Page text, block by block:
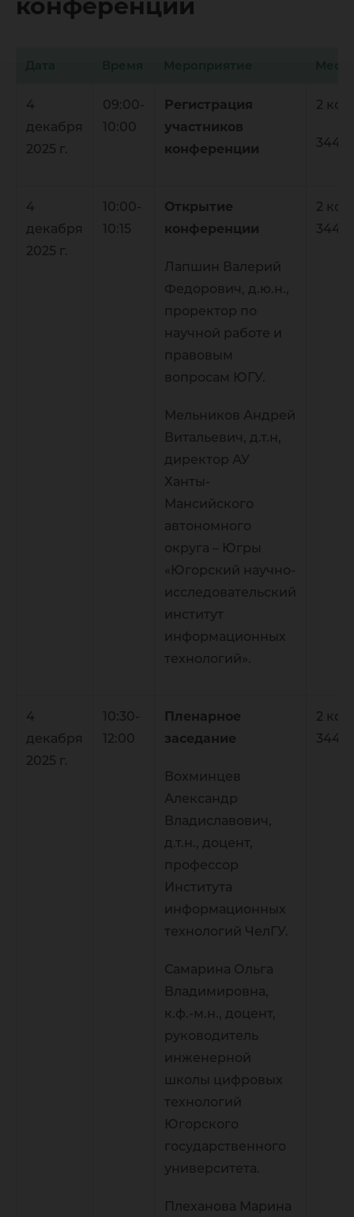
конференции
Дата Время Мероприятие
4
декабря
2025 г.
09:00-
10:00
Регистрация
участников
конференции
2
344
4
декабря
2025 г.
10:00-
10:15
Открытие
конференции
Лапшин Валерий
Федорович, д.ю.н.,
проректор по
научной работе и
правовым
вопросам ЮГУ.
Мельников Андрей
Витальевич, д.т.н,
директор АУ
Ханты-
Мансийского
автономного
округа – Югры
«Югорский научно-
исследовательский
институт
информационных
технологий».
2
344
4
декабря
2025 г.
10:30-
12:00
Пленарное
заседание
Вохминцев
Александр
Владиславович,
д.т.н., доцент,
профессор
Института
информационных
технологий ЧелГУ.
Самарина Ольга
Владимировна,
к.ф.-м.н., доцент,
руководитель
инженерной
школы цифровых
технологий
Югорского
государственного
университета.
Плеханова Марина
2
344